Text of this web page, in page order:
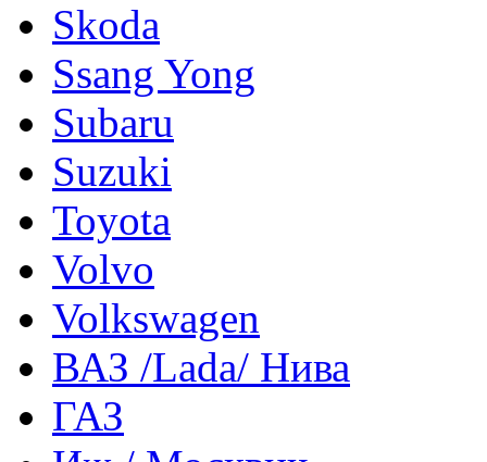
Skoda
Ssang Yong
Subaru
Suzuki
Toyota
Volvo
Volkswagen
ВАЗ /Lada/ Нива
ГАЗ